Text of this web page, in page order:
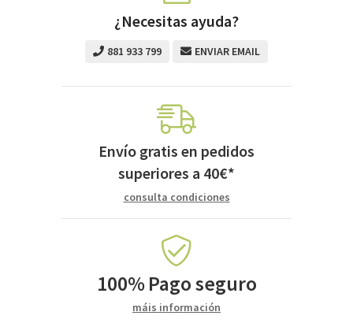
¿Necesitas ayuda?
881 933 799 ENVIAR EMAIL
Envío gratis en pedidos
superiores a 40€*
consulta condiciones
100%Pago seguro
máis información